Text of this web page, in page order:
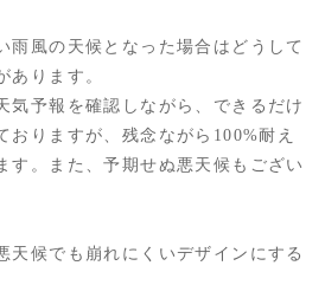
雨風の天候となった場合はどうして
あります。
気予報を確認しながら、できるだけ
おりますが、残念ながら100%耐え
す。また、予期せぬ悪天候もござい
天候でも崩れにくいデザインにする